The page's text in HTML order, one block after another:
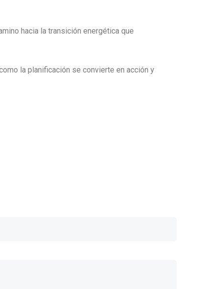
hacia la transición energética que
la planificación se convierte en acción y